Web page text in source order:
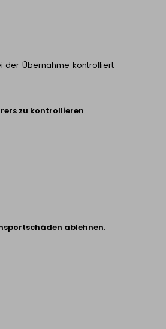
der Übernahme kontrolliert
zu kontrollieren.
ablehnen.